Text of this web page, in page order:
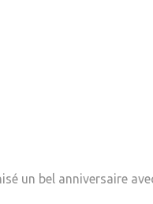
un bel anniversaire